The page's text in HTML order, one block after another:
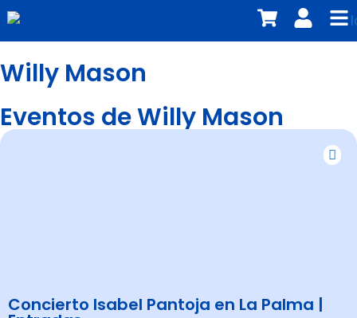
Willy Mason
Eventos de Willy Mason
Concierto Isabel Pantoja en La Palma |